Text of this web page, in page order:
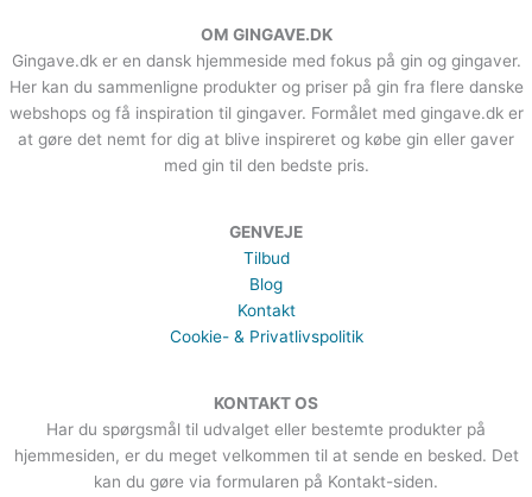
OM GINGAVE.DK
Gingave.dk er en dansk hjemmeside med fokus på gin og gingaver.
Her kan du sammenligne produkter og priser på gin fra flere danske
webshops og få inspiration til gingaver. Formålet med gingave.dk er
at gøre det nemt for dig at blive inspireret og købe gin eller gaver
med gin til den bedste pris.
GENVEJE
Tilbud
Blog
Kontakt
Cookie- & Privatlivspolitik
KONTAKT OS
Har du spørgsmål til udvalget eller bestemte produkter på
hjemmesiden, er du meget velkommen til at sende en besked. Det
kan du gøre via formularen på Kontakt-siden.